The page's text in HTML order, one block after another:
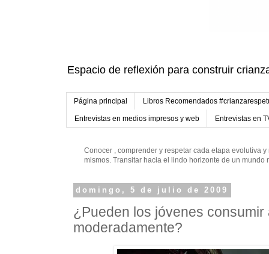
Espacio de reflexión para construir
Página principal Libros Recomendados
Entrevistas en medios impresos y web Entrevistas en
Conocer , comprender y respetar cada etapa evolutiva
mismos. Transitar hacia el lindo horizonte de un mundo
domingo, 5 de julio de 2009
¿Pueden los jóvenes consumir
moderadamente?